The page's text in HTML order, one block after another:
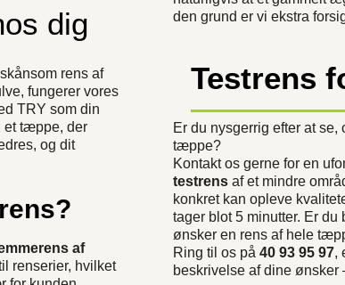
dig
rens af
fungerer vores
TRY som din
et tæppe, der
og dit
af
renserier, hvilket
den grund er vi ekstra
Testrens
Er du nysgerrig efter at se,
tæppe?
Kontakt os gerne for en
testrens af et mindre
konkret kan opleve
tager blot 5 minutter. Er
ønsker en rens af hele
Ring til os på 40 93 95 97,
beskrivelse af dine